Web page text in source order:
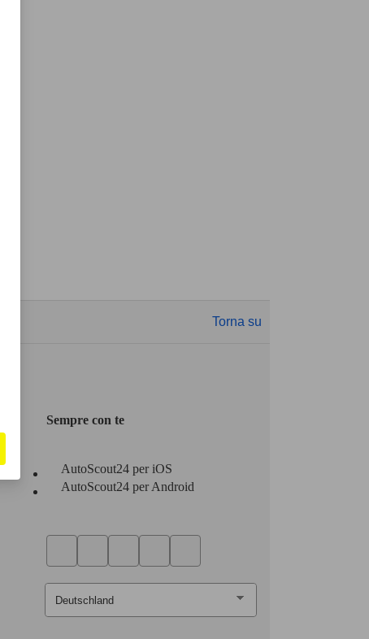
Torna su
Sempre con te
AutoScout24 per iOS
AutoScout24 per Android